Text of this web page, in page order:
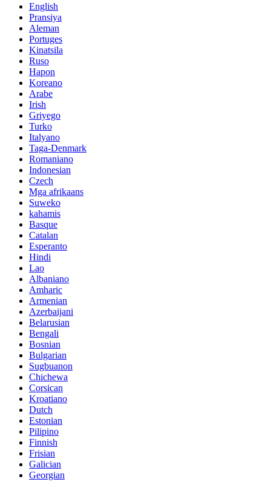
English
Pransiya
Aleman
Portuges
Kinatsila
Ruso
Hapon
Koreano
Arabe
Irish
Griyego
Turko
Italyano
Taga-Denmark
Romaniano
Indonesian
Czech
Mga afrikaans
Suweko
kahamis
Basque
Catalan
Esperanto
Hindi
Lao
Albaniano
Amharic
Armenian
Azerbaijani
Belarusian
Bengali
Bosnian
Bulgarian
Sugbuanon
Chichewa
Corsican
Kroatiano
Dutch
Estonian
Pilipino
Finnish
Frisian
Galician
Georgian